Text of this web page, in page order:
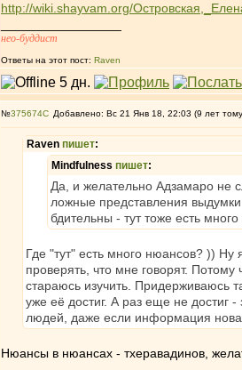
http://wiki.shayvam.org/
нео-буддист
Ответы на этот пост: Raven
№375674 Добавлено: Вс 21 Янв 18, 22:03 (9 лет
Raven пишет:
Mindfulness пишет:
Да, и желательно Адзамаро не
ложные представления
бдительны - тут тоже есть
Где "тут" есть много нюансов? ))
проверять, что мне говорят.
стараюсь изучить. Придерживаюсь
уже её достиг. А раз еще не достиг -
людей, даже если информация
Нюансы в нюансах - тхеравадинов,